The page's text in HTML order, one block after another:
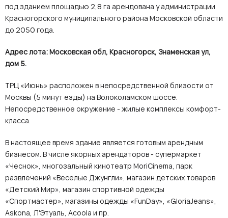
под зданием площадью 2,8 га арендована у администрации
Красногорского муниципального района Московской области
до 2050 года.
Адрес лота: Московская обл, Красногорск, Знаменская ул,
дом 5.
ТРЦ «Июнь» расположен в непосредственной близости от
Москвы (5 минут езды) на Волоколамском шоссе.
Непосредственное окружение - жилые комплексы комфорт-
класса.
В настоящее время здание является готовым арендным
бизнесом. В числе якорных арендаторов - супермаркет
«Чеснок», многозальный кинотеатр MoriCinema, парк
развлечений «Веселые Джунгли», магазин детских товаров
«Детский Мир», магазин спортивной одежды
«Спортмастер», магазины одежды «FunDay», «GloriaJeans»,
Askona, Л'Этуаль, Acoola и пр.